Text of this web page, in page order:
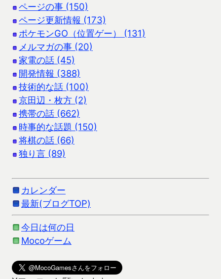
ページの事 (150)
ページ更新情報 (173)
ポケモンGO（位置ゲー） (131)
メルマガの事 (20)
家電の話 (45)
開発情報 (388)
技術的な話 (100)
京田辺・枚方 (2)
携帯の話 (662)
時事的な話題 (150)
将棋の話 (66)
独り言 (89)
カレンダー
最新(ブログTOP)
今日は何の日
Mocoゲーム